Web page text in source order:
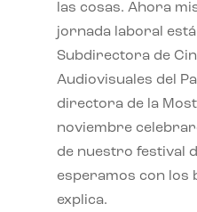
las cosas. Ahora
jornada laboral
Subdirectora de
Audiovisuales del
directora de la
noviembre
de nuestro festival
esperamos con los
explica.